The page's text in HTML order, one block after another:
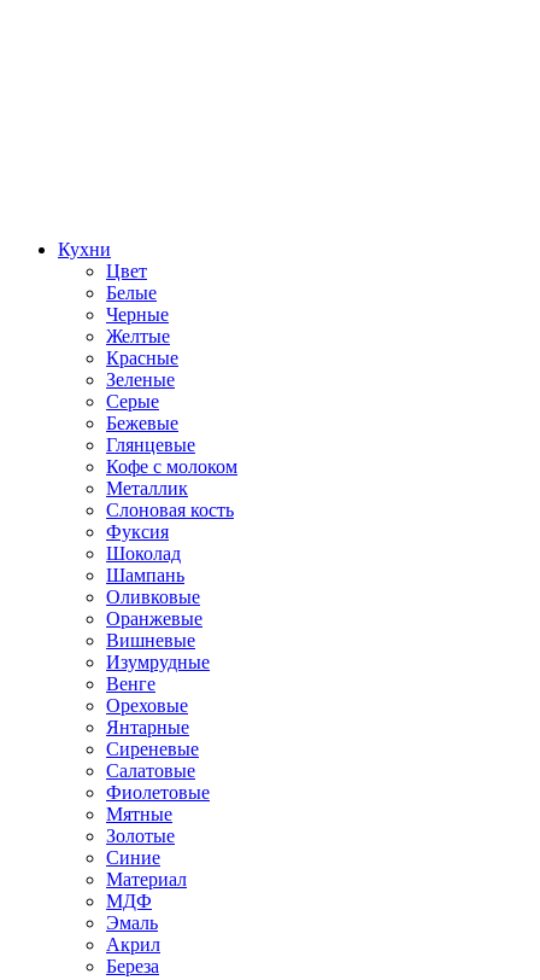
Кухни
Цвет
Белые
Черные
Желтые
Красные
Зеленые
Серые
Бежевые
Глянцевые
Кофе с молоком
Металлик
Слоновая кость
Фуксия
Шоколад
Шампань
Оливковые
Оранжевые
Вишневые
Изумрудные
Венге
Ореховые
Янтарные
Сиреневые
Салатовые
Фиолетовые
Мятные
Золотые
Синие
Материал
МДФ
Эмаль
Акрил
Береза